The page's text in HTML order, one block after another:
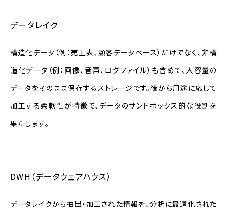
データレイク
構造化データ（例：売上表、顧客データベース）だけでなく、非構
造化データ（例：画像、音声、ログファイル）も含めて、大容量の
データをそのまま保存するストレージです。後から用途に応じて
加工する柔軟性が特徴で、データのサンドボックス的な役割を
果たします。
DWH（データウェアハウス）
データレイクから抽出・加工された情報を、分析に最適化された